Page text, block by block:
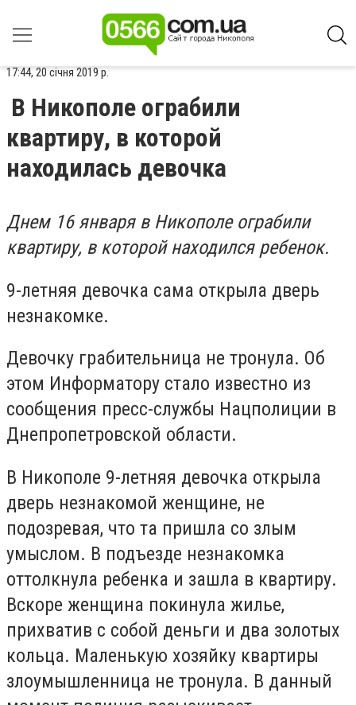
17:44, 20 січня 2019 р.
В Никополе ограбили
квартиру, в которой
находилась девочка
Днем 16 января в Никополе ограбили
квартиру, в которой находился ребенок.
9-летняя девочка сама открыла дверь
незнакомке.
Девочку грабительница не тронула. Об
этом Информатору стало известно из
сообщения пресс-службы Нацполиции в
Днепропетровской области.
В Никополе 9-летняя девочка открыла
дверь незнакомой женщине, не
подозревая, что та пришла со злым
умыслом. В подъезде незнакомка
оттолкнула ребенка и зашла в квартиру.
Вскоре женщина покинула жилье,
прихватив с собой деньги и два золотых
кольца. Маленькую хозяйку квартиры
злоумышленница не тронула. В данный